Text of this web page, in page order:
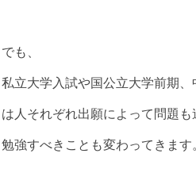
でも、
私立大学入試や国公立大学前期、
は人それぞれ出願によって問題も
勉強すべきことも変わってきます。